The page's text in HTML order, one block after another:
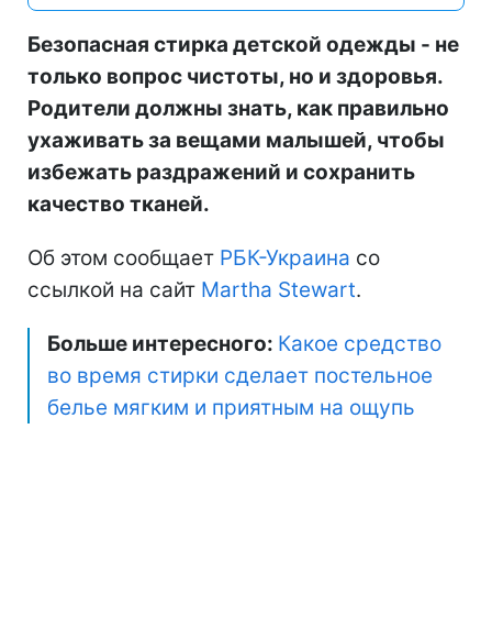
Безопасная стирка детской одежды - не
только вопрос чистоты, но и здоровья.
Родители должны знать, как правильно
ухаживать за вещами малышей, чтобы
избежать раздражений и сохранить
качество тканей.
Об этом сообщает РБК-Украина со
ссылкой на сайт Martha Stewart.
Больше интересного: Какое средство
во время стирки сделает постельное
белье мягким и приятным на ощупь